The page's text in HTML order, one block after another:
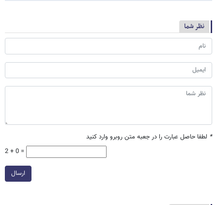
نظر شما
* لطفا حاصل عبارت را در جعبه متن روبرو وارد کنید
2 + 0 =
ارسال